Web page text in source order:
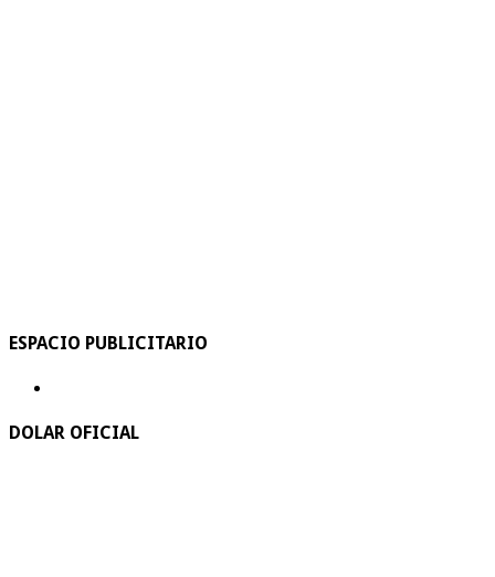
ESPACIO PUBLICITARIO
DOLAR OFICIAL